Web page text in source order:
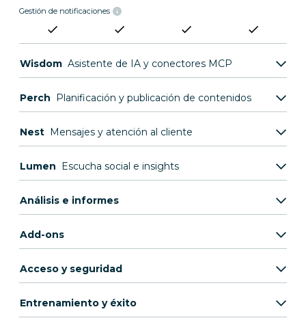
Gestión de notificaciones
Wisdom Asistente de IA y conectores MCP
Perch Planificación y publicación de contenidos
Nest Mensajes y atención al cliente
Lumen Escucha social e insights
Análisis e informes
Add-ons
Acceso y seguridad
Entrenamiento y éxito